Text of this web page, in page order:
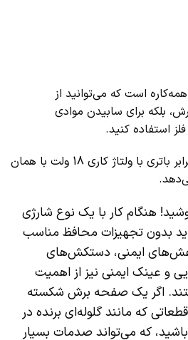
همه‌کاره است که می‌توانید از
بلکه برای سابیدن موادی
استفاده کنید.
باتری با ولتاژ 36 ولت دو برابر باتری با ولتاژ کاری 18 ولت با همان
هنگام کار با یک نوع شارژی
بدون تجهیزات محافظ مناسب
کفش‌های ایمنی، دستکش‌های
و عینک ایمنی نیز از اهمیت
اگر یک صفحه برش شکسته
که مانند گلوله‌ای برنده در
باشید، که می‌تواند صدمات بسیار